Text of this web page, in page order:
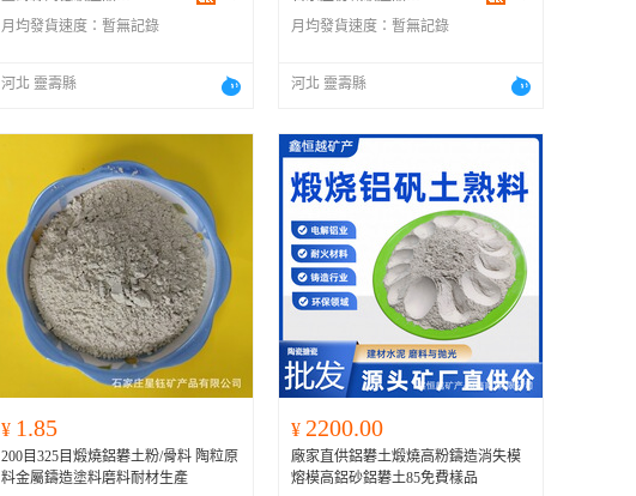
月均發貨速度： 暫無記錄
河北 靈壽縣
月均發貨速度： 暫無記錄
河北 靈壽縣
¥ 1.85
200目325目煅燒鋁礬土粉/骨料 陶粒原
料金屬鑄造塗料磨料耐材生產
¥ 2200.00
廠家直供鋁礬土煅燒高粉鑄造消失模
熔模高鋁砂鋁礬土85免費樣品